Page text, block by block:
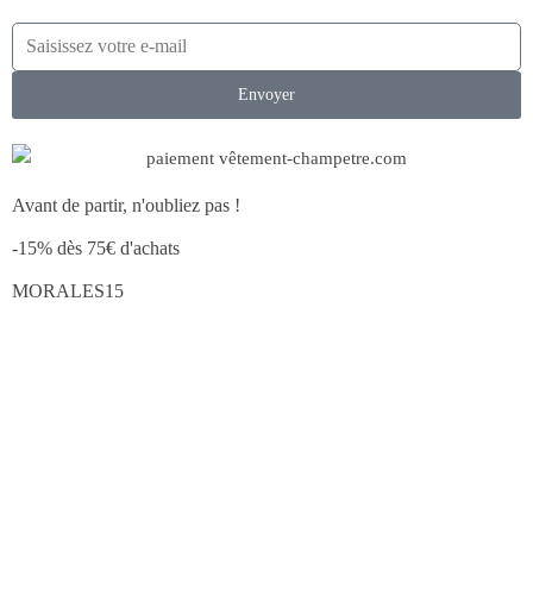
Envoyer
Avant de partir, n'oubliez pas !
-15% dès 75€ d'achats
MORALES15